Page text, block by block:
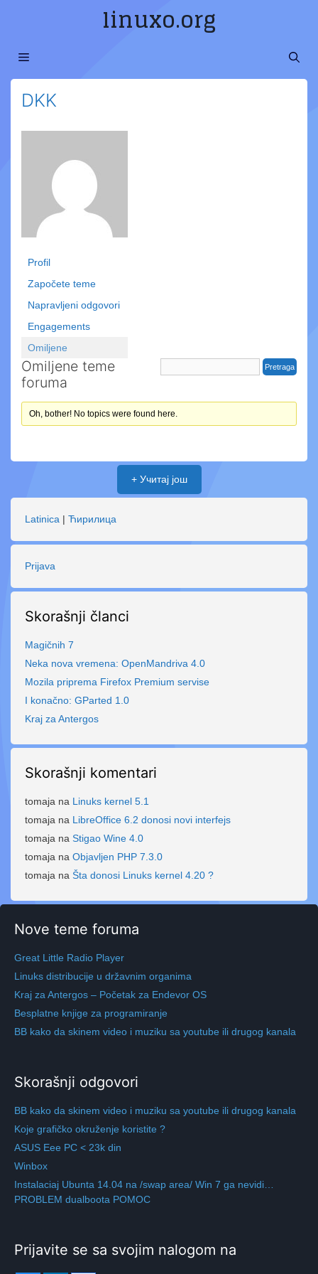
linuxo.org
MENI
DKK
Profil
Započete teme
Napravljeni odgovori
Engagements
Omiljene
Omiljene teme
foruma
Oh, bother! No topics were found here.
+ Учитај још
Latinica | Ћирилица
Prijava
Skorašnji članci
Magičnih 7
Neka nova vremena: OpenMandriva 4.0
Mozila priprema Firefox Premium servise
I konačno: GParted 1.0
Kraj za Antergos
Skorašnji komentari
tomaja na Linuks kernel 5.1
tomaja na LibreOffice 6.2 donosi novi interfejs
tomaja na Stigao Wine 4.0
tomaja na Objavljen PHP 7.3.0
tomaja na Šta donosi Linuks kernel 4.20 ?
Nove teme foruma
Great Little Radio Player
Linuks distribucije u državnim organima
Kraj za Antergos – Početak za Endevor OS
Besplatne knjige za programiranje
BB kako da skinem video i muziku sa youtube ili drugog kanala
Skorašnji odgovori
BB kako da skinem video i muziku sa youtube ili drugog kanala
Koje grafičko okruženje koristite ?
ASUS Eee PC < 23k din
Winbox
Instalaciaj Ubunta 14.04 na /swap area/ Win 7 ga nevidi…
PROBLEM dualboota POMOC
Prijavite se sa svojim nalogom na